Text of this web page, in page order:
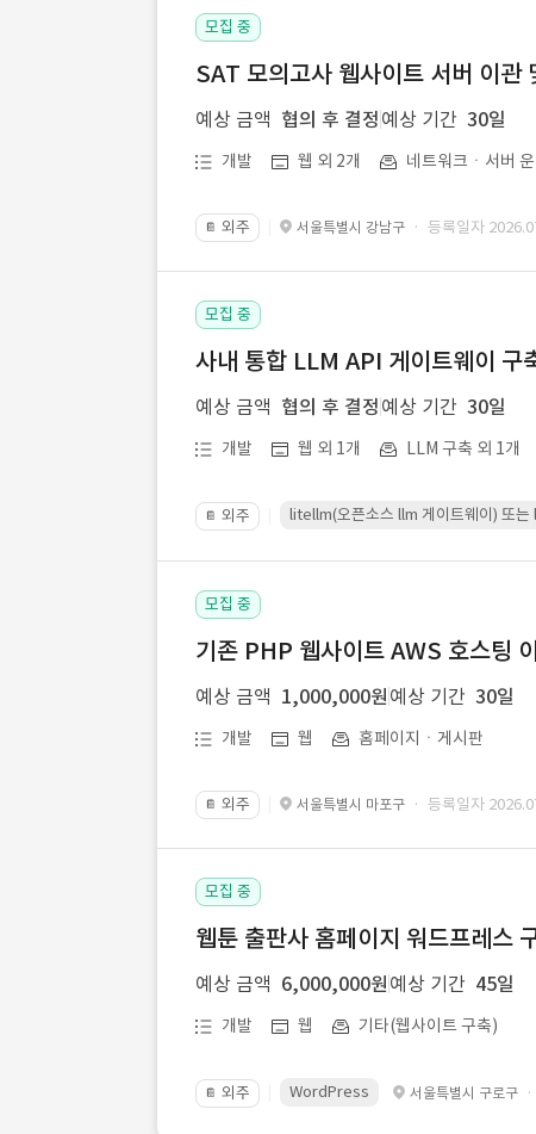
모집 중
SAT 모의고사 웹사이트 서버 이관
예상 금액 협의 후 결정 예상 기간 30일
개발 웹 외 2개 네트워크ㆍ서버
📔 외주 서울특별시 강남구 · 등록일자
모집 중
사내 통합 LLM API 게이트웨이 구
예상 금액 협의 후 결정 예상 기간 30일
개발 웹 외 1개 LLM 구축 외 1개
📔 외주 litellm(오픈소스 llm 게이트웨이) 또는
모집 중
기존 PHP 웹사이트 AWS 호스팅
예상 금액 1,000,000원 예상 기간 30일
개발 웹 홈페이지ㆍ게시판
📔 외주 서울특별시 마포구 · 등록일자
모집 중
웹툰 출판사 홈페이지 워드프레스
예상 금액 6,000,000원 예상 기간 45일
개발 웹 기타(웹사이트 구축)
📔 외주 WordPress 서울특별시 구로구